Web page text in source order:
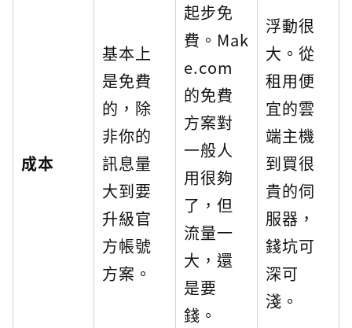
成本
基本上
是免費
的，除
非你的
訊息量
大到要
升級官
方帳號
方案。
起步免
費。Mak
e.com
的免費
方案對
一般人
用很夠
了，但
流量一
大，還
是要
錢。
浮動很
大。從
租用便
宜的雲
端主機
到買很
貴的伺
服器，
錢坑可
深可
淺。